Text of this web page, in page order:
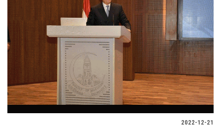
تواصل معنا
الطلاب
هيئة التدريس
الدراسات العليا
2022-12-21